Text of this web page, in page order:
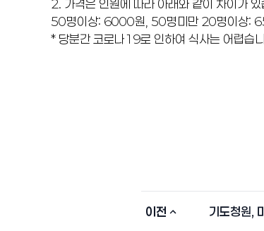
2. 가격은 인원에 따라 아래와 같이 차이가 있
50명이상: 6000원, 50명미만 20명이상:
* 당분간 코로나19로 인하여 식사는 어렵습
이전 기도청원,